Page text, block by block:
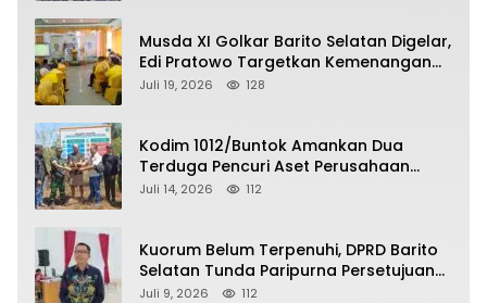
Musda XI Golkar Barito Selatan Digelar,
Edi Pratowo Targetkan Kemenangan
Partai pada Pemilu Mendatang
Juli 19, 2026 128
Kodim 1012/Buntok Amankan Dua
Terduga Pencuri Aset Perusahaan
Sitaan Satgas PKH, Satu Paket Diduga
Juli 14, 2026 112
Kuorum Belum Terpenuhi, DPRD Barito
Selatan Tunda Paripurna Persetujuan
Raperda Pertanggungjawaban APBD
Juli 9, 2026 112